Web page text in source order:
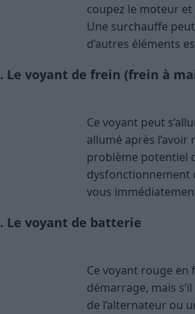
Une surchauffe
d’autres éléments essentiels du
allumé après l’avoir
problème potentiel
dysfonctionnement des freins est
immédiatement et faites contrôler
démarrage, mais s’il reste affiché en
ou un problème de charge. Vous
fois arrêté. Rendez-vous au garage